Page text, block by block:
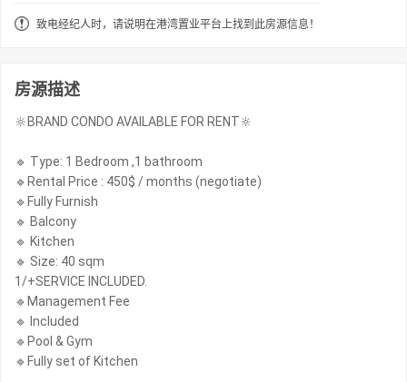
致电经纪人时，请说明在港湾置业平台上找到此房源信息！
房源描述
🔆BRAND CONDO AVAILABLE FOR RENT🔆
🔹 Type: 1 Bedroom ,1 bathroom
🔹Rental Price : 450$ / months (negotiate)
🔹Fully Furnish
🔹 Balcony
🔹 Kitchen
🔹 Size: 40 sqm
1/+SERVICE INCLUDED.
🔹Management Fee
🔹 Included
🔹Pool & Gym
🔹Fully set of Kitchen